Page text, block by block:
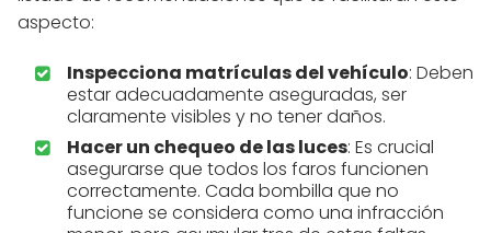
aspecto:
Inspecciona matrículas del vehículo: Deben
estar adecuadamente aseguradas, ser
claramente visibles y no tener daños.
Hacer un chequeo de las luces: Es crucial
asegurarse que todos los faros funcionen
correctamente. Cada bombilla que no
funcione se considera como una infracción